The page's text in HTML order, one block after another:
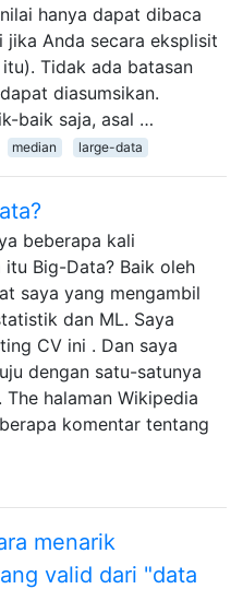
hanya dapat dibaca
jika Anda secara eksplisit
Tidak ada batasan
diasumsikan.
baik saja, asal …
median large-data
beberapa kali
itu Big-Data? Baik oleh
saya yang mengambil
dan ML. Saya
CV ini . Dan saya
dengan satu-satunya
The halaman Wikipedia
komentar tentang
menarik
valid dari "data